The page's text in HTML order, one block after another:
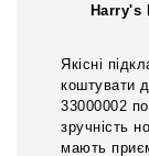
Harry's
Якісні
коштувати
33000002
зручність
мають